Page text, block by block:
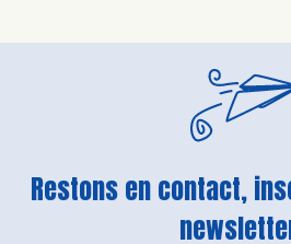
Restons en contact,